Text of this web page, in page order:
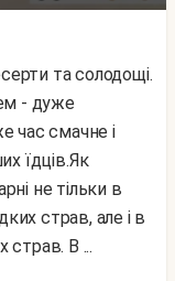
- дуже
час смачне і
їдців.Як
не тільки в
страв, але і в
страв. В ...